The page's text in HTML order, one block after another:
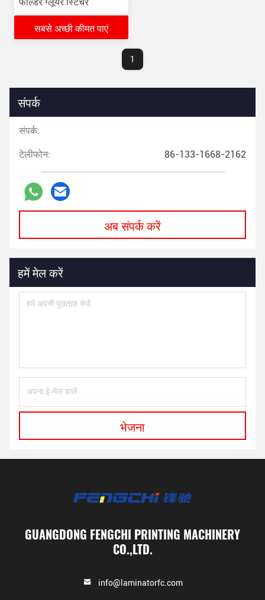
सबसे अच्छी कीमत पाएं
1
संपर्क
संपर्क:
टेलीफोन: 86-133-1668-2162
अब संपर्क करें
हमें मेल करें
भेजना
GUANGDONG FENGCHI PRINTING MACHINERY
CO.,LTD.
info@laminatorfc.com